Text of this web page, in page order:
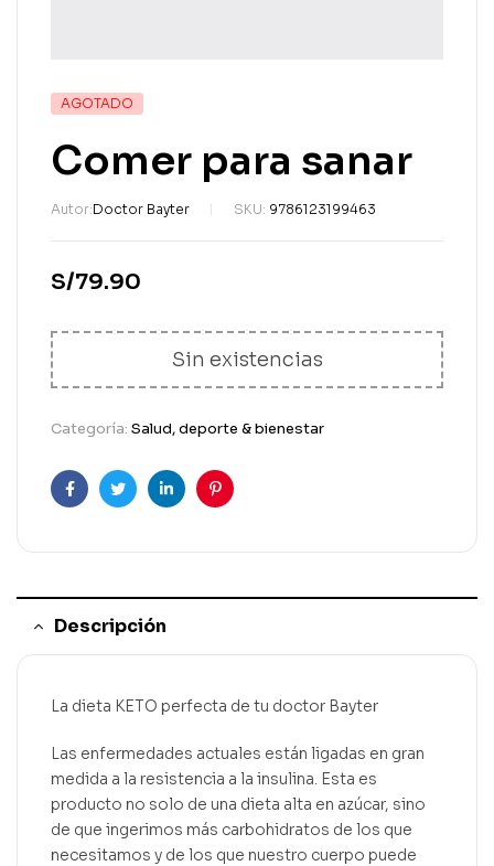
AGOTADO
Comer para sanar
Autor:Doctor Bayter SKU: 9786123199463
S/79.90
Sin existencias
Categoría: Salud, deporte & bienestar
FacebookGorjeoLinkedInPinterest
Descripción
La dieta KETO perfecta de tu doctor Bayter
Las enfermedades actuales están ligadas en gran
medida a la resistencia a la insulina. Esta es
producto no solo de una dieta alta en azúcar, sino
de que ingerimos más carbohidratos de los que
necesitamos y de los que nuestro cuerpo puede